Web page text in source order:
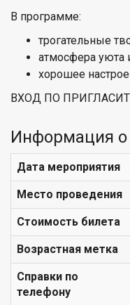
В программе:
трогательные
атмосфера уюта
хорошее
ВХОД ПО
Информация
Дата мероприятия
Место проведения
Стоимость билета
Возрастная метка
Справки по
телефону